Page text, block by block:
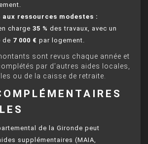
ressources modestes :
charge 35 % des travaux, avec un
de 7 000 € par logement.
sont revus chaque année et
par d’autres aides locales,
ou de la caisse de retraite.
de la Gironde peut
supplémentaires (MAIA,